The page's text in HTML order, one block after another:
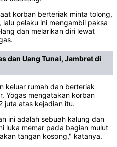
korban berteriak minta tolong,
pelaku ini mengambil paksa
dan melarikan diri lewat
dan Uang Tunai, Jambret di
keluar rumah dan berteriak
Yogas mengatakan korban
juta atas kejadian itu.
ini adalah sebuah kalung dan
luka memar pada bagian mulut
tangan kosong," katanya.